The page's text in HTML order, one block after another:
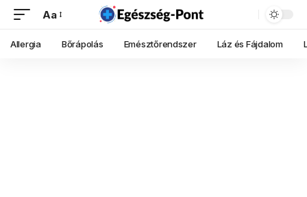
Aa
Allergia Bőrápolás Emésztőrendszer Láz és Fájdalom